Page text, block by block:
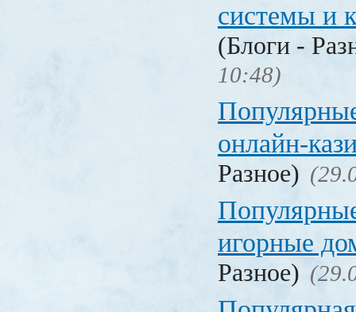
системы и
(Блоги -
10:48)
онлайн-
Разное)
игорные
Разное)